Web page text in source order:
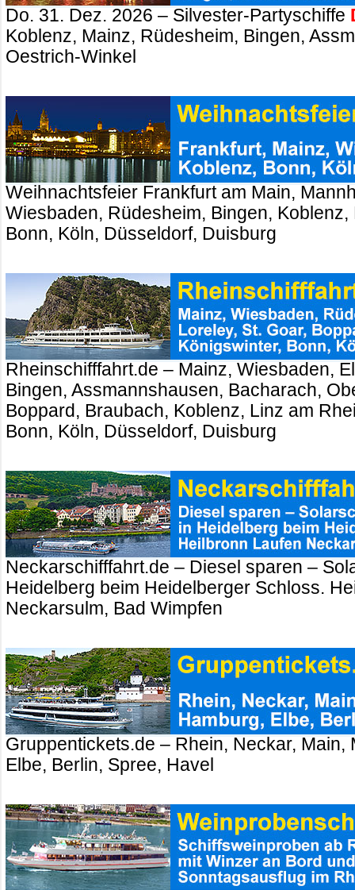
Do. 31. Dez. 2026 – Silvester-Partyschiffe
Koblenz, Mainz, Rüdesheim, Bingen,
Oestrich-Winkel
Weihnachtsfeier Frankfurt am Main,
Wiesbaden, Rüdesheim, Bingen, Koblenz,
Bonn, Köln, Düsseldorf, Duisburg
Rheinschifffahrt.de – Mainz, Wiesbaden,
Bingen, Assmannshausen, Bacharach,
Boppard, Braubach, Koblenz, Linz am
Bonn, Köln, Düsseldorf, Duisburg
Neckarschifffahrt.de – Diesel sparen –
Heidelberg beim Heidelberger Schloss.
Neckarsulm, Bad Wimpfen
Gruppentickets.de – Rhein, Neckar, Main,
Elbe, Berlin, Spree, Havel